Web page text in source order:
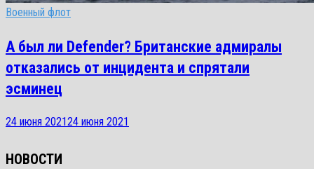
Военный флот
А был ли Defender? Британские адмиралы
отказались от инцидента и спрятали
эсминец
24 июня 202124 июня 2021
НОВОСТИ